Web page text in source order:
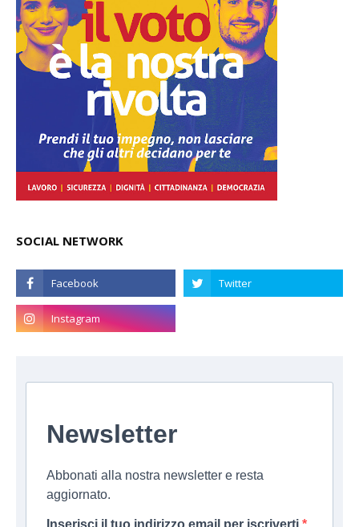
SOCIAL NETWORK
Newsletter
Abbonati alla nostra newsletter e resta
aggiornato.
Inserisci il tuo indirizzo email per iscriverti